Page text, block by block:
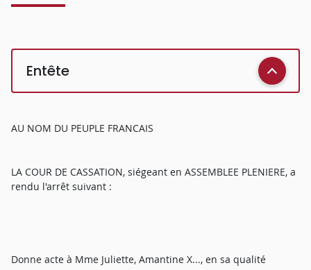
Entête
AU NOM DU PEUPLE FRANCAIS
LA COUR DE CASSATION, siégeant en ASSEMBLEE PLENIERE, a
rendu l'arrêt suivant :
Donne acte à Mme Juliette, Amantine X..., en sa qualité